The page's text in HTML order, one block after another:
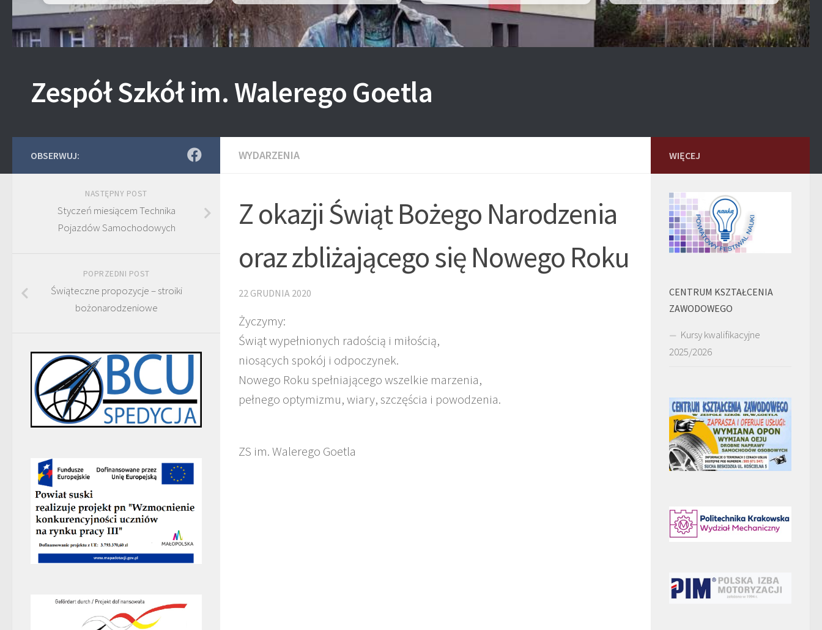
Zespół Szkół im. Walerego Goetla
WYDARZENIA
Z okazji Świąt Bożego Narodzenia
oraz zbliżającego się Nowego Roku
22 GRUDNIA 2020
Życzymy:
Świąt wypełnionych radością i miłością,
niosących spokój i odpoczynek.
Nowego Roku spełniającego wszelkie marzenia,
pełnego optymizmu, wiary, szczęścia i powodzenia.
ZS im. Walerego Goetla
OBSERWUJ:
NASTĘPNY POST
Styczeń miesiącem Technika
Pojazdów Samochodowych
POPRZEDNI POST
Świąteczne propozycje – stroiki
bożonarodzeniowe
WIĘCEJ
CENTRUM KSZTAŁCENIA
ZAWODOWEGO
Kursy kwalifikacyjne
2025/2026